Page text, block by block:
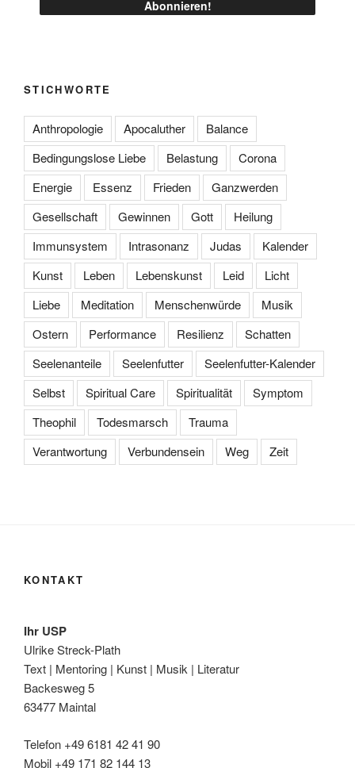
STICHWORTE
Anthropologie Apocaluther
Balance
Bedingungslose Liebe
Belastung
Corona
Energie
Essenz Frieden
Ganzwerden
Gesellschaft
Gewinnen Gott
Heilung
Immunsystem
Intrasonanz Judas
Kalender
Kunst
Leben Lebenskunst Leid
Licht
Liebe
Meditation Menschenwürde
Musik
Ostern
Performance Resilienz
Schatten
Seelenanteile
Seelenfutter
Seelenfutter-Kalender
Selbst
Spiritual Care Spiritualität
Symptom
Theophil
Todesmarsch
Trauma
Verantwortung
Verbundensein Weg Zeit
KONTAKT
Ihr USP
Ulrike Streck-Plath
Text | Mentoring | Kunst | Musik | Literatur
Backesweg 5
63477 Maintal
Telefon +49 6181 42 41 90
Mobil +49 171 82 144 13